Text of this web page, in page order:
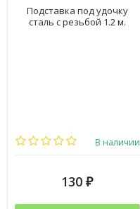
Подставка под удочку
сталь с резьбой 1.2 м.
В наличии
130 ₽